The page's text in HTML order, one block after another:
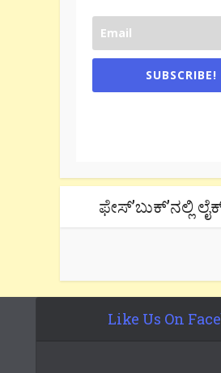
SUBSCRIBE!
ಫೇಸ್’ಬುಕ್’ನಲ್ಲಿ
Like Us On